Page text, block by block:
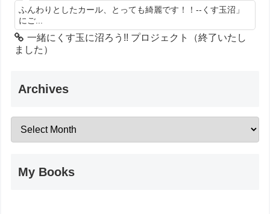
ふんわりとしたカール、とっても綺麗です！！--くす玉沼」
にご...
一緒にくす玉に沼ろう!! プロジェクト（終了いたし
ました）
Archives
My Books